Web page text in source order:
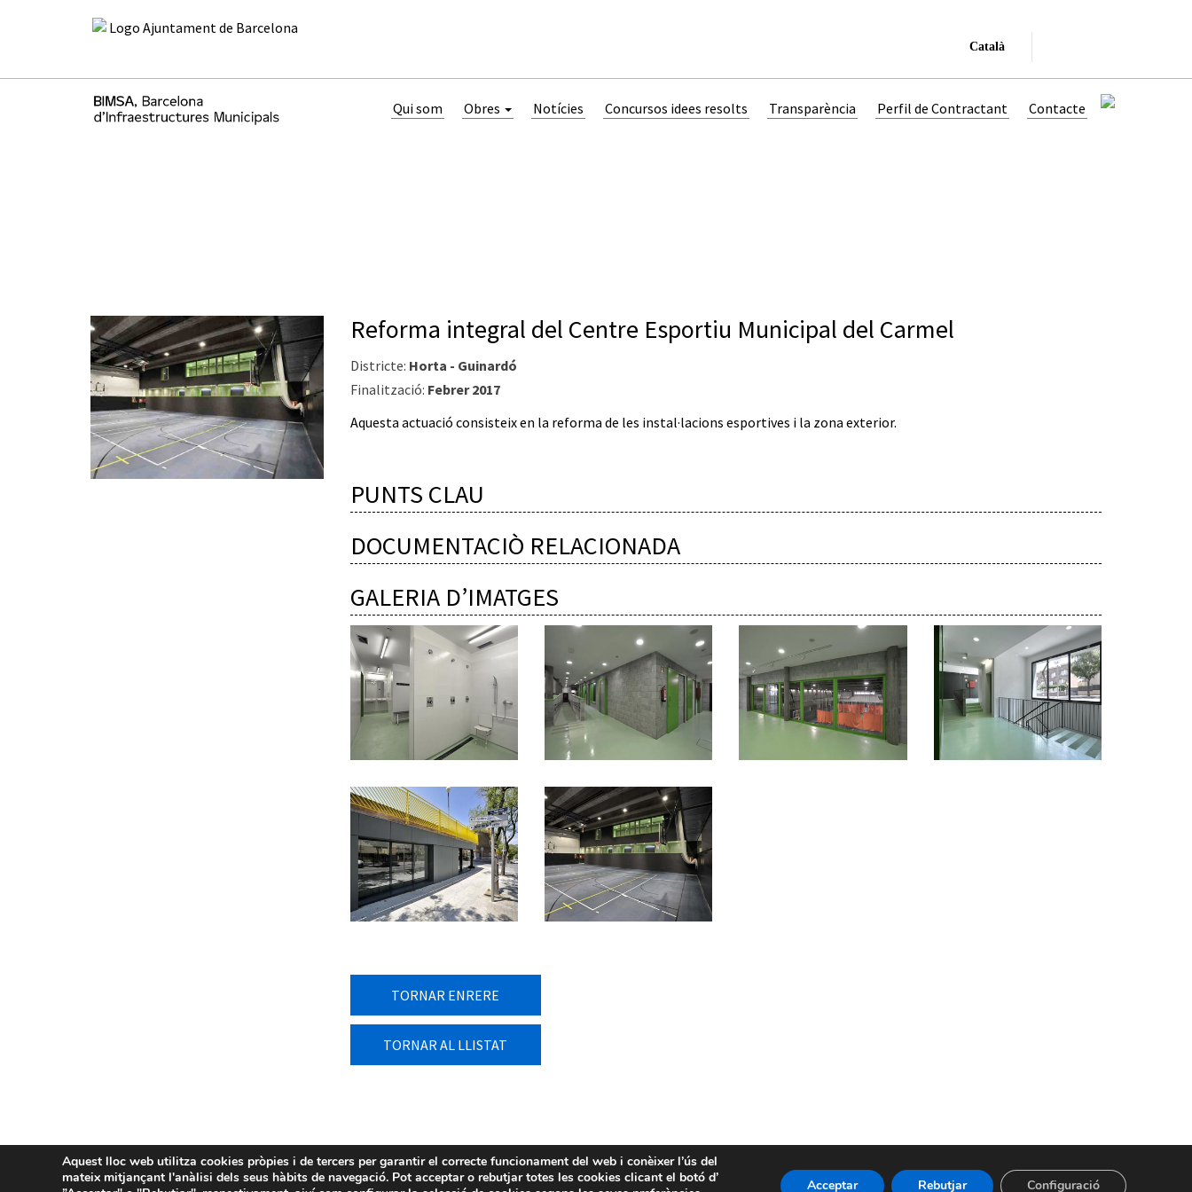
Català
Qui som Obres Notícies Concursos idees resolts Transparència Perfil de Contractant Contacte
Reforma integral del Centre Esportiu Municipal del Carmel
Districte: Horta - Guinardó
Finalització: Febrer 2017
Aquesta actuació consisteix en la reforma de les instal·lacions esportives i la zona exterior.
PUNTS CLAU
DOCUMENTACIÒ RELACIONADA
GALERIA D’IMATGES
TORNAR ENRERE
TORNAR AL LLISTAT
Aquest lloc web utilitza cookies pròpies i de tercers per garantir el correcte funcionament del web i conèixer l’ús del
mateix mitjançant l'anàlisi dels seus hàbits de navegació. Pot acceptar o rebutjar totes les cookies clicant el botó d’
Acceptar Rebutjar Configuració